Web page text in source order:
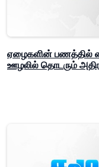
ஏழைகளின் பணத்தில்
ஊழலில் தொடரும்